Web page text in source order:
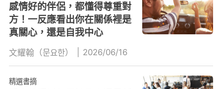
感情好的伴侶，都懂得尊重對
方！一反應看出你在關係裡是
真關心，還是自我中心
文耀翰（문요한） 2026/06/16
精選書摘